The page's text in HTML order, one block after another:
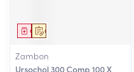
Op voorschrift
Geneesmiddel
Zambon
Ursochol 300 Comp 100 X